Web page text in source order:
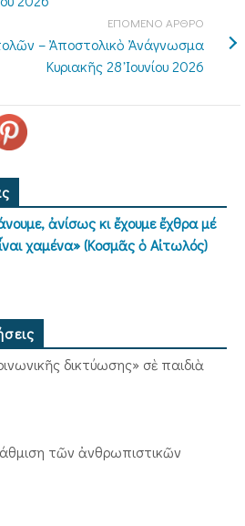
ΕΠΟΜΕΝΟ ΑΡΘΡΟ
– Ἀποστολικὸ Ἀνάγνωσμα
Κυριακῆς 28 Ἰουνίου 2026
ἀνίσως κι ἔχουμε ἔχθρα μέ
χαμένα» (Κοσμᾶς ὁ Αἰτωλός)
δικτύωσης» σὲ παιδιὰ
τῶν ἀνθρωπιστικῶν